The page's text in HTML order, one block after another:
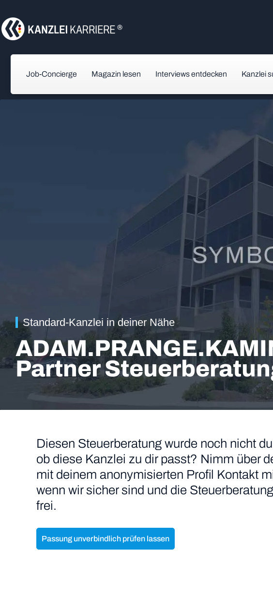
Job-Concierge Magazin lesen Interviews entdecken Kanzlei
Standard-Kanzlei in deiner Nähe
Partner
Diesen Steuerberatung wurde noch nicht
ob diese Kanzlei zu dir passt? Nimm über
mit deinem anonymisierten Profil Kontakt
wenn wir sicher sind und die
frei.
Passung unverbindlich prüfen lassen